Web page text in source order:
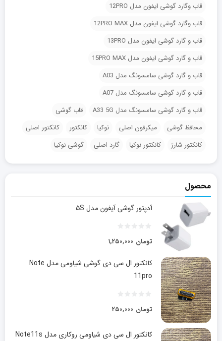
قاب وگارد گوشی ایفون مدل 12PRO
قاب وگارد گوشی ایفون مدل 12PRO MAX
قاب و گارد گوشی ایفون مدل 13PRO
قاب و گارد گوشی ایفون مدل 15PRO MAX
قاب و گارد گوشی سامسونگ مدل A03
قاب و گارد گوشی سامسونگ مدل A07
قاب و گارد گوشی سامسونگ مدل A33 5G
قاب گوشی
محافظ گوشی
میکرفون اصلی نوکیا کانکتور
کانکتور اصلی
کانکتور شارژ
کانکتور نوکیا گارد اصلی گوشی نوکیا
محصول
آدپتور گوشی آیفون مدل ۵S
۱,۲۵۰,۰۰۰ تومان
کانکتور ال سی دی گوشی شیاومی مدل Note
11pro
۲۵۰,۰۰۰ تومان
کانکتور ال سی دی شیاومی روکاری مدل Note11s